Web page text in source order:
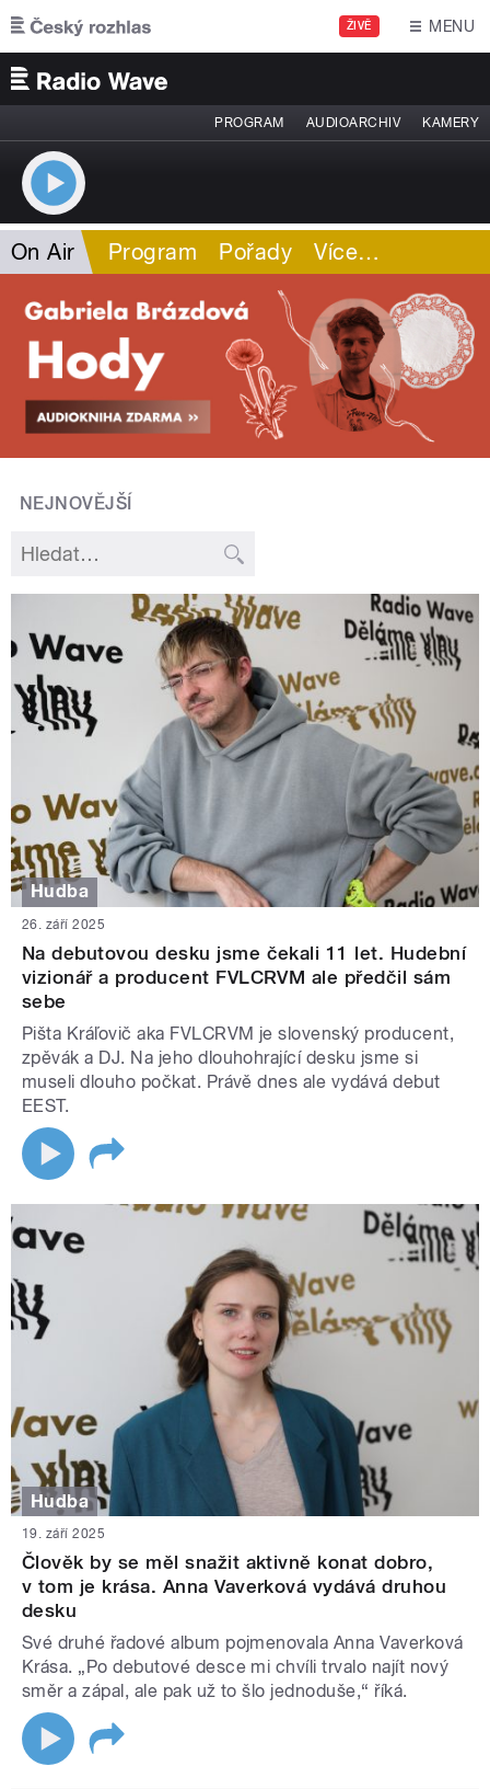
Přejít k hlavnímu obsahu
ŽIVĚ MENU
PROGRAM AUDIOARCHIV KAMERY
On Air Program Pořady Více…
NEJNOVĚJŠÍ
Hudba
26. září 2025
Na debutovou desku jsme čekali 11 let. Hudební
vizionář a producent FVLCRVM ale předčil sám
sebe
Pišta Kráľovič aka FVLCRVM je slovenský producent,
zpěvák a DJ. Na jeho dlouhohrající desku jsme si
museli dlouho počkat. Právě dnes ale vydává debut
EEST.
Hudba
19. září 2025
Člověk by se měl snažit aktivně konat dobro,
v tom je krása. Anna Vaverková vydává druhou
desku
Své druhé řadové album pojmenovala Anna Vaverková
Krása. „Po debutové desce mi chvíli trvalo najít nový
směr a zápal, ale pak už to šlo jednoduše,“ říká.